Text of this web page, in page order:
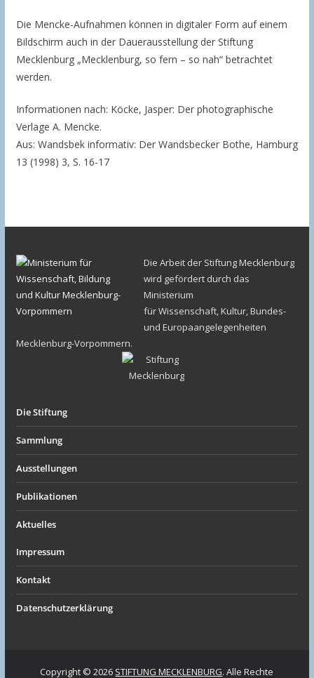
Die Mencke-Aufnahmen können in digitaler Form auf einem
Bildschirm auch in der Dauerausstellung der Stiftung
Mecklenburg „Mecklenburg, so fern – so nah“ betrachtet
werden.
Informationen nach: Köcke, Jasper: Der photographische
Verlage A. Mencke.
Aus: Wandsbek informativ: Der Wandsbecker Bothe, Hamburg
13 (1998) 3, S. 16-17
Die Arbeit der Stiftung Mecklenburg
wird gefördert durch das
Ministerium
für Wissenschaft, Kultur, Bundes-
und Europaangelegenheiten
Mecklenburg-Vorpommern.
Die Stiftung
Sammlung
Ausstellungen
Publikationen
Aktuelles
Impressum
Kontakt
Datenschutzerklärung
Copyright © 2026 STIFTUNG MECKLENBURG. Alle Rechte